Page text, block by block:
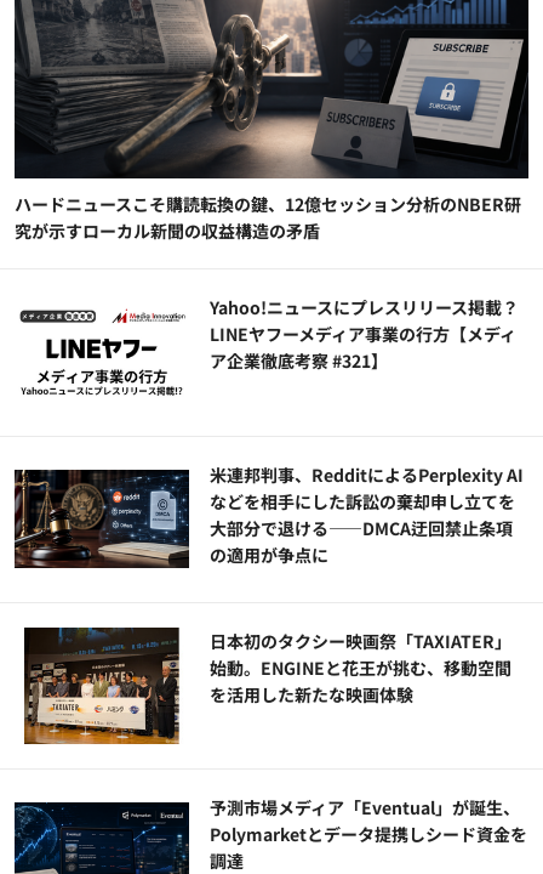
ハードニュースこそ購読転換の鍵、12億セッション分析のNBER研
究が示すローカル新聞の収益構造の矛盾
Yahoo!ニュースにプレスリリース掲載？
LINEヤフーメディア事業の行方【メディ
ア企業徹底考察 #321】
米連邦判事、RedditによるPerplexity AI
などを相手にした訴訟の棄却申し立てを
大部分で退ける——DMCA迂回禁止条項
の適用が争点に
日本初のタクシー映画祭「TAXIATER」
始動。ENGINEと花王が挑む、移動空間
を活用した新たな映画体験
予測市場メディア「Eventual」が誕生、
Polymarketとデータ提携しシード資金を
調達